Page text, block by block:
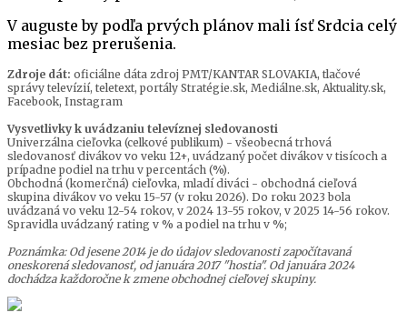
V auguste by podľa prvých plánov mali ísť Srdcia celý
mesiac bez prerušenia.
Zdroje dát: oficiálne dáta zdroj PMT/KANTAR SLOVAKIA, tlačové
správy televízií, teletext, portály Stratégie.sk, Mediálne.sk, Aktuality.sk,
Facebook, Instagram
Vysvetlivky k uvádzaniu televíznej sledovanosti
Univerzálna cieľovka (celkové publikum) - všeobecná trhová
sledovanosť divákov vo veku 12+, uvádzaný počet divákov v tisícoch a
prípadne podiel na trhu v percentách (%).
Obchodná (komerčná) cieľovka, mladí diváci - obchodná cieľová
skupina divákov vo veku 15-57 (v roku 2026). Do roku 2023 bola
uvádzaná vo veku 12-54 rokov, v 2024 13-55 rokov, v 2025 14-56 rokov.
Spravidla uvádzaný rating v % a podiel na trhu v %;
Poznámka: Od jesene 2014 je do údajov sledovanosti započítavaná
oneskorená sledovanosť, od januára 2017 "hostia". Od januára 2024
dochádza každoročne k zmene obchodnej cieľovej skupiny.